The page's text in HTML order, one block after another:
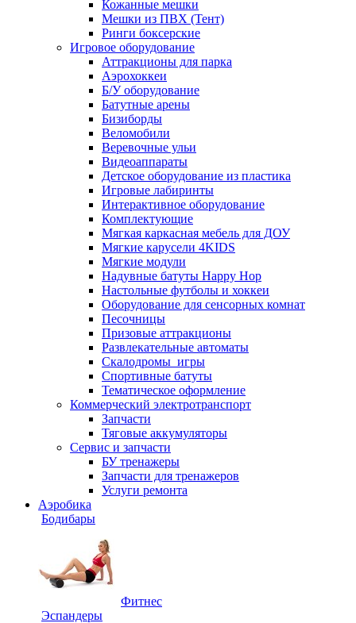
Кожанные мешки
Мешки из ПВХ (Тент)
Ринги боксерские
Игровое оборудование
Аттракционы для парка
Аэрохоккеи
Б/У оборудование
Батутные арены
Бизиборды
Веломобили
Веревочные ульи
Видеоаппараты
Детское оборудование из пластика
Игровые лабиринты
Интерактивное оборудование
Комплектующие
Мягкая каркасная мебель для ДОУ
Мягкие карусели 4KIDS
Мягкие модули
Надувные батуты Happy Hop
Настольные футболы и хоккеи
Оборудование для сенсорных комнат
Песочницы
Призовые аттракционы
Развлекательные автоматы
Скалодромы_игры
Спортивные батуты
Тематическое оформление
Коммерческий электротранспорт
Запчасти
Тяговые аккумуляторы
Сервис и запчасти
БУ тренажеры
Запчасти для тренажеров
Услуги ремонта
Аэробика
Бодибары
Фитнес
Эспандеры